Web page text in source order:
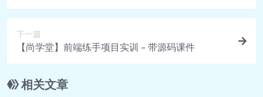
译1(上).mp4 78.0M
下一篇
【尚学堂】前端练手项目实训 – 带源码课件
相关文章